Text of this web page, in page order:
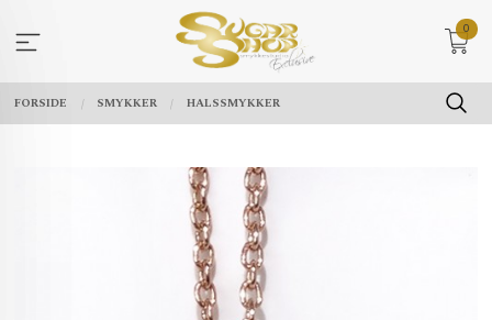
innholdet
0
FORSIDE SMYKKER HALSSMYKKER